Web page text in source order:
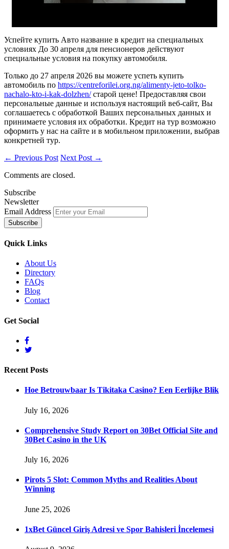
Успейте купить Авто название в кредит на специальных
условиях До 30 апреля для пенсионеров действуют
специальные условия на покупку автомобиля.
Только до 27 апреля 2026 вы можете успеть купить
автомобиль по https://centreforilei.org.ng/alimenty-jeto-tolko-
nachalo-kto-i-kak-dolzhen/старой цене! Предоставляя свои
персональные данные и используя настоящий веб-сайт, Вы
соглашаетесь с обработкой Ваших персональных данных и
принимаете условия их обработки. Кредит на тур возможно
оформить у нас на сайте и в мобильном приложении, выбрав
конкретней тур.
← Previous Post Next Post →
Comments are closed.
Subscribe
Newsletter
Email Address
Quick Links
About Us
Directory
FAQs
Blog
Contact
Get Social
Recent Posts
Hoe Betrouwbaar Is Tikitaka Casino? Een Eerlijke Blik
July 16, 2026
Comprehensive Study Report on 30Bet Official Site and
30Bet Casino in the UK
July 16, 2026
Pirots 5 Slot: Common Myths and Realities About
Winning
June 25, 2026
1xBet Güncel Giriş Adresi ve Spor Bahisleri İncelemesi